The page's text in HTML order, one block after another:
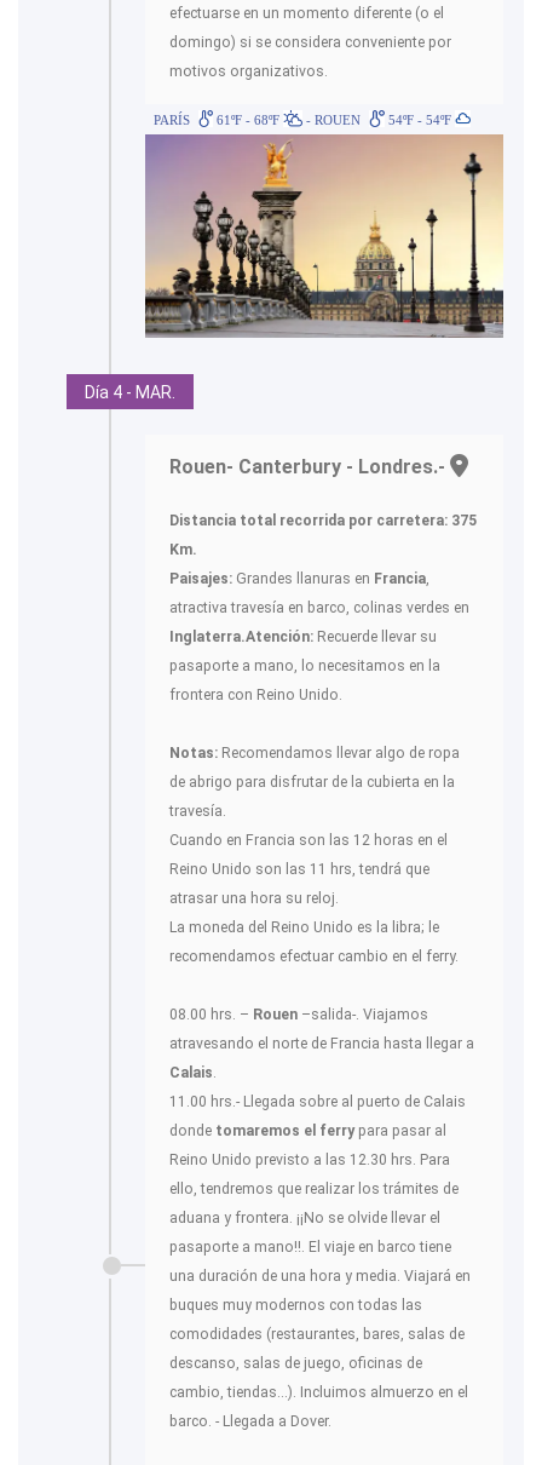
efectuarse en un momento diferente (o el
domingo) si se considera conveniente por
motivos organizativos.
PARÍS 61ºF - 68ºF - ROUEN 54ºF - 54ºF
Día 4 - MAR.
Rouen- Canterbury - Londres.-
Distancia total recorrida por carretera: 375
Km.
Paisajes: Grandes llanuras en Francia
atractiva travesía en barco, colinas verdes en
Inglaterra.Atención: Recuerde llevar su
pasaporte a mano, lo necesitamos en la
frontera con Reino Unido.
Notas: Recomendamos llevar algo de ropa
de abrigo para disfrutar de la cubierta en la
travesía.
Cuando en Francia son las 12 horas en el
Reino Unido son las 11 hrs, tendrá que
atrasar una hora su reloj.
La moneda del Reino Unido es la libra; le
recomendamos efectuar cambio en el ferry.
08.00 hrs. – Rouen –salida-. Viajamos
atravesando el norte de Francia hasta llegar a
Calais
11.00 hrs.- Llegada sobre al puerto de Calais
donde tomaremos el ferry para pasar al
Reino Unido previsto a las 12.30 hrs. Para
ello, tendremos que realizar los trámites de
aduana y frontera. ¡¡No se olvide llevar el
pasaporte a mano!!. El viaje en barco tiene
una duración de una hora y media. Viajará en
buques muy modernos con todas las
comodidades (restaurantes, bares, salas de
descanso, salas de juego, oficinas de
cambio, tiendas...). Incluimos almuerzo en el
barco. - Llegada a Dover.